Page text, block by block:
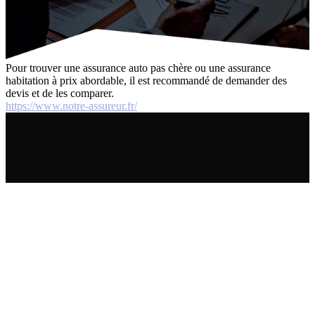
Pour trouver une assurance auto pas chère ou une assurance
habitation à prix abordable, il est recommandé de demander des
devis et de les comparer.
https://www.notre-assureur.fr/